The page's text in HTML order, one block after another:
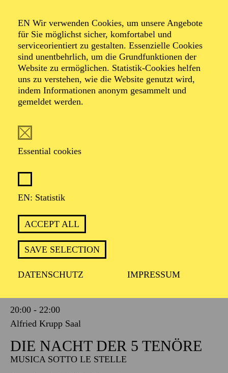
EN Wir verwenden Cookies, um unsere Angebote
für Sie möglichst sicher, komfortabel und
serviceorientiert zu gestalten. Essenzielle Cookies
sind unentbehrlich, um die Grundfunktionen der
Website zu ermöglichen. Statistik-Cookies helfen
uns zu verstehen, wie die Website genutzt wird,
indem Informationen anonym gesammelt und
gemeldet werden.
Essential cookies
EN: Statistik
ACCEPT ALL
SAVE SELECTION
DATENSCHUTZ IMPRESSUM
PHILHARMONIKER
TICKETS
55,00 41,00 36,00 19,00 €
OPERA
02.01.2027
19:00 - 21:30
LA BOHÈME
TICKETS
57,00 51,00 42,00 35,00
Saturday
20:00 - 22:00
Alfried Krupp Saal
DIE NACHT DER 5 TENÖRE
MUSICA SOTTO LE STELLE